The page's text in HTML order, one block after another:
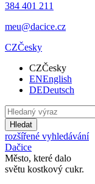
384 401 211
meu@dacice.cz
CZČesky
CZČesky
ENEnglish
DEDeutsch
Hledat
rozšířené vyhledávání
Dačice
Město, které dalo
světu kostkový cukr.